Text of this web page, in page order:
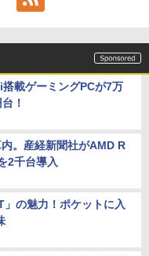
載ゲーミングPCが7万
！
。産経新聞社がAMD R
2千台導入
」の魅力！ポケットに入